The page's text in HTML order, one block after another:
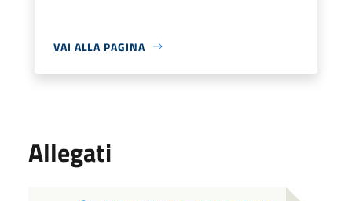
VAI ALLA PAGINA
Allegati